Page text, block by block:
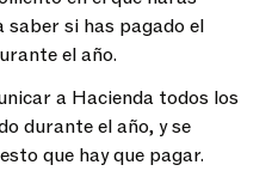
si has pagado el
el año.
a Hacienda todos los
durante el año, y se
que hay que pagar.